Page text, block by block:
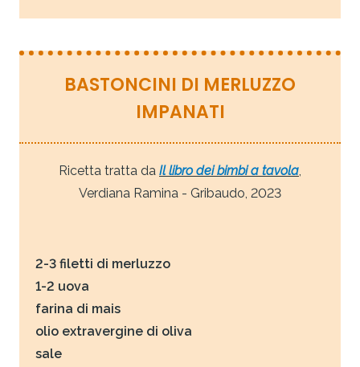
BASTONCINI DI MERLUZZO
IMPANATI
Ricetta tratta da Il libro dei bimbi a tavola,
Verdiana Ramina - Gribaudo, 2023
2-3 filetti di merluzzo
1-2 uova
farina di mais
olio extravergine di oliva
sale